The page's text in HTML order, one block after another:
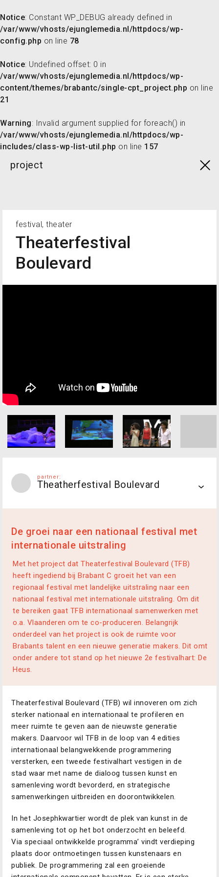
Notice: Constant WP_DEBUG already defined in
/var/www/vhosts/ejunglemedia.nl/httpdocs/wp-
config.php on line 78
to
content
Notice: Undefined offset: 0 in
/var/www/vhosts/ejunglemedia.nl/httpdocs/wp-
content/themes/brabantc/single-cpt_project.php on line
21
Warning: Invalid argument supplied for foreach() in
/var/www/vhosts/ejunglemedia.nl/httpdocs/wp-
includes/class-wp-list-util.php on line 157
project
festival, theater
Theaterfestival
Boulevard
partner:
Theatherfestival Boulevard
De groei naar een nationaal festival met
internationale uitstraling
Met het project dat Theaterfestival Boulevard (TFB)
heeft ingediend bij Brabant C groeit het van een
regionaal festival met landelijke uitstraling naar een
nationaal festival met internationale uitstraling. Om dit
te bereiken gaat TFB internationaal samenwerken met
o.a. Vlaanderen om te co-produceren. Belangrijk
onderdeel van het project is ook de ruimte voor
Brabants talent en een nieuwe generatie makers. Dit omt
onder andere tot stand op het nieuwe 2e festivalhart: De
Heus.
Theaterfestival Boulevard (TFB) wil innoveren om zich
sterker nationaal en internationaal te profileren en
meer ruimte te geven aan de nieuwste generatie
makers. Daarvoor wil TFB in de loop van 4 edities
internationaal belangwekkende programmering
versterken, een tweede festivalhart vestigen in de
stad waar met name de dialoog tussen kunst en
samenleving wordt bevorderd, en strategische
samenwerkingen uitbreiden en doorontwikkelen.
In het Josephkwartier wordt de plek van kunst in de
samenleving tot op het bot onderzocht en beleefd.
Via speciaal ontwikkelde programma’ vindt verdieping
plaats door ontmoetingen tussen kunstenaars en
publiek. De programmering zal een groeiende